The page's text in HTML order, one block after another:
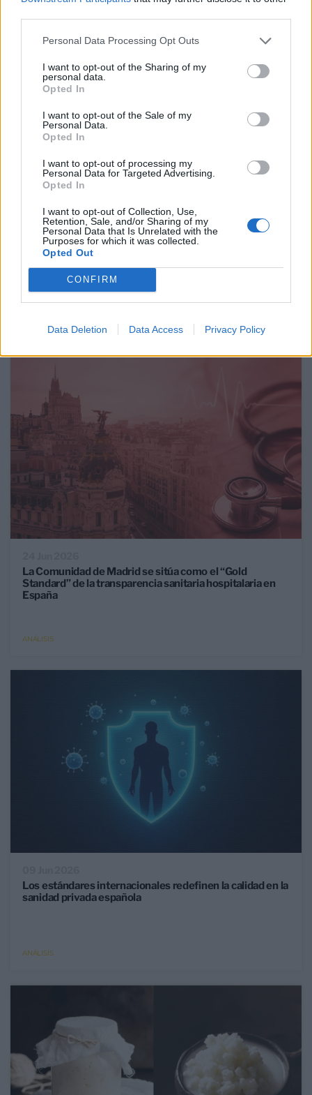
Personal Data Processing Opt Outs
I want to opt-out of the Sharing of my
personal data.
Opted In
I want to opt-out of the Sale of my
Personal Data.
Opted In
I want to opt-out of processing my
Personal Data for Targeted Advertising.
Opted In
I want to opt-out of Collection, Use,
Retention, Sale, and/or Sharing of my
Personal Data that Is Unrelated with the
Purposes for which it was collected.
Opted Out
CONFIRM
Data Deletion Data Access Privacy Policy
30 Jun 2026
El aumento del 52% de plazas MIR no corrige el déficit
de médicos en especialidades y territorios clave según
el Instituto Coordenadas
ANÁLISIS
La Comunidad de Madrid se sitúa como el “Gold
Standard” de la transparencia sanitaria hospitalaria en
España
ANÁLISIS
Los estándares internacionales redefinen la calidad en la
sanidad privada española
ANÁLISIS